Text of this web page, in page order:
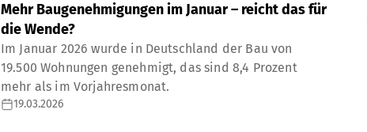
Mehr Baugenehmigungen im Januar – reicht das für
die Wende?
Im Januar 2026 wurde in Deutschland der Bau von
19.500 Wohnungen genehmigt, das sind 8,4 Prozent
mehr als im Vorjahresmonat.
19.03.2026